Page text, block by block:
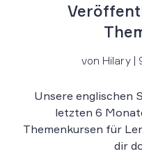
von Hilary |
Unsere englischen
letzten 6
Themenkursen für
dir